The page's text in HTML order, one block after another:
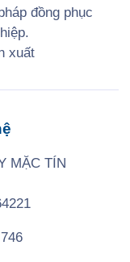
đồng phục
xuất
MẶC TÍN